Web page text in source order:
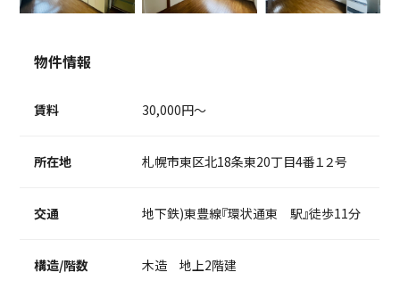
物件情報
賃料 30,000円～
所在地 札幌市東区北18条東20丁目4番１２号
交通 地下鉄)東豊線『環状通東 駅』徒歩11分
構造/階数 木造 地上2階建